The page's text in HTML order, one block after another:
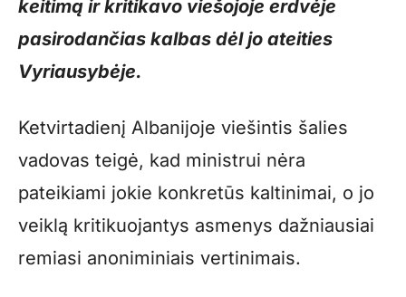
keitimą ir kritikavo viešojoje erdvėje
pasirodančias kalbas dėl jo ateities
Vyriausybėje.
Ketvirtadienį Albanijoje viešintis šalies
vadovas teigė, kad ministrui nėra
pateikiami jokie konkretūs kaltinimai, o jo
veiklą kritikuojantys asmenys dažniausiai
remiasi anoniminiais vertinimais.